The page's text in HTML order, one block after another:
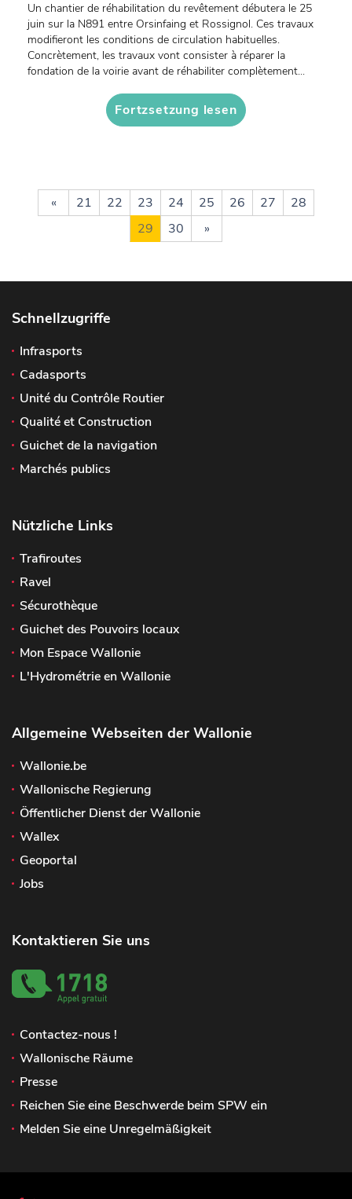
Un chantier de réhabilitation du revêtement débutera le 25
juin sur la N891 entre Orsinfaing et Rossignol. Ces travaux
modifieront les conditions de circulation habituelles.
Concrètement, les travaux vont consister à réparer la
fondation de la voirie avant de réhabiliter complètement...
Fortzsetzung lesen
« 21 22 23 24 25 26 27
28
29
30 »
Schnellzugriffe
Infrasports
Cadasports
Unité du Contrôle Routier
Qualité et Construction
Guichet de la navigation
Marchés publics
Nützliche Links
Trafiroutes
Ravel
Sécurothèque
Guichet des Pouvoirs locaux
Mon Espace Wallonie
L'Hydrométrie en Wallonie
Allgemeine Webseiten der Wallonie
Wallonie.be
Wallonische Regierung
Öffentlicher Dienst der Wallonie
Wallex
Geoportal
Jobs
Kontaktieren Sie uns
Contactez-nous !
Wallonische Räume
Presse
Reichen Sie eine Beschwerde beim SPW ein
Melden Sie eine Unregelmäßigkeit